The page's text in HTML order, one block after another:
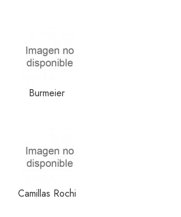
Burmeier
Camillas Rochi